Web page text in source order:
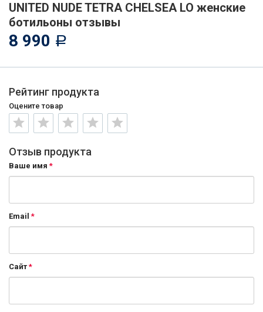
UNITED NUDE TETRA CHELSEA LO женские
ботильоны отзывы
8 990 Р
Рейтинг продукта
Оцените товар
Отзыв продукта
Ваше имя
Email
Сайт